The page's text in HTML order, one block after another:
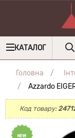
КАТАЛОГ
Головна
Azzardo
Код товару: